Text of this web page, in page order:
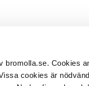
bromolla.se. Cookies
cookies är